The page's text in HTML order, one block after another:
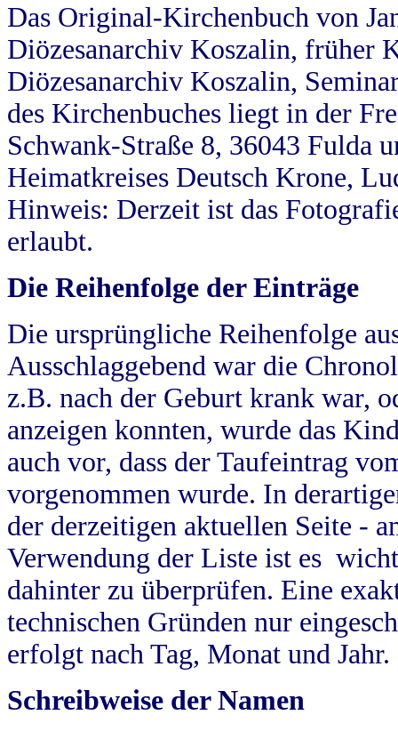
Das Original-Kirchenbuch von
Diözesanarchiv Koszalin, früher
Diözesanarchiv Koszalin,
des Kirchenbuches liegt in der
Schwank-Straße 8, 36043 Fulda
Heimatkreises Deutsch Krone,
Hinweis: Derzeit ist das
erlaubt.
Die Reihenfolge der Einträge
Die ursprüngliche Reihenfolge
Ausschlaggebend war die
z.B. nach der Geburt krank war,
anzeigen konnten, wurde das
auch vor, dass der Taufeintrag
vorgenommen wurde. In
der derzeitigen aktuellen Seite -
Verwendung der Liste ist es
dahinter zu überprüfen. Eine
technischen Gründen nur
erfolgt nach Tag, Monat und Jahr.
Schreibweise der Namen